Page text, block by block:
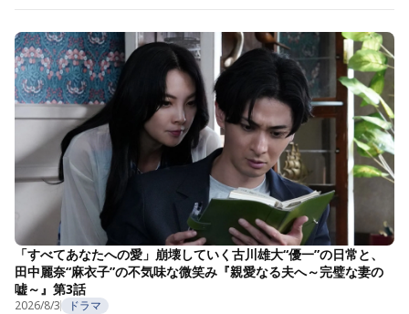
「すべてあなたへの愛」崩壊していく古川雄大“優一”の日常と、
田中麗奈“麻衣子”の不気味な微笑み『親愛なる夫へ～完璧な妻の
嘘～』第3話
2026/8/3 ドラマ